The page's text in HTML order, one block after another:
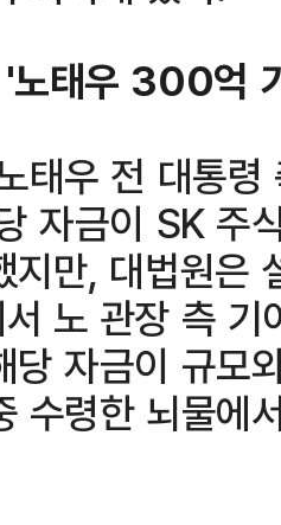
'노태우 300억
태우 전 대통
자금이 SK 주
지만, 대법원은
노 관장 측
당 자금이 규모
수령한 뇌물에